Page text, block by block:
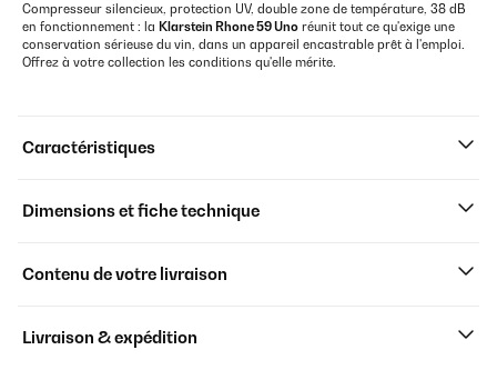
Compresseur silencieux, protection UV, double zone de température, 38 dB
en fonctionnement : la Klarstein Rhone 59 Uno réunit tout ce qu'exige une
conservation sérieuse du vin, dans un appareil encastrable prêt à l'emploi.
Offrez à votre collection les conditions qu'elle mérite.
Caractéristiques
Dimensions et fiche technique
Contenu de votre livraison
Livraison & expédition